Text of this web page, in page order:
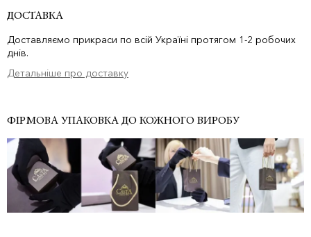
ДОСТАВКА
Доставляємо прикраси по всій Україні протягом 1-2 робочих
днів.
Детальніше про доставку
ФІРМОВА УПАКОВКА ДО КОЖНОГО ВИРОБУ